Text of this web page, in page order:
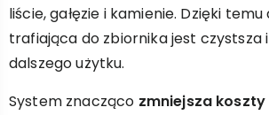
liście, gałęzie i kamienie. Dzięki
trafiająca do zbiornika jest czystsza
dalszego użytku.
System znacząco zmniejsza